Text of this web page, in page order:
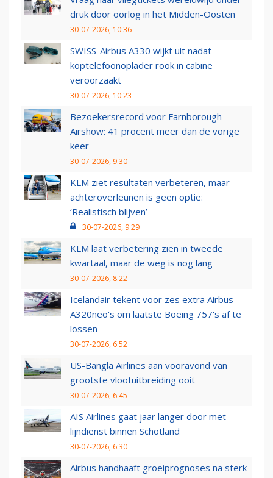
druk door oorlog in het Midden-Oosten
30-07-2026, 10:36
SWISS-Airbus A330 wijkt uit nadat
koptelefoonoplader rook in cabine
veroorzaakt
30-07-2026, 10:23
Bezoekersrecord voor Farnborough
Airshow: 41 procent meer dan de vorige
keer
30-07-2026, 9:30
KLM ziet resultaten verbeteren, maar
achteroverleunen is geen optie:
‘Realistisch blijven’
30-07-2026, 9:29
KLM laat verbetering zien in tweede
kwartaal, maar de weg is nog lang
30-07-2026, 8:22
Icelandair tekent voor zes extra Airbus
A320neo's om laatste Boeing 757's af te
lossen
30-07-2026, 6:52
US-Bangla Airlines aan vooravond van
grootste vlootuitbreiding ooit
30-07-2026, 6:45
AIS Airlines gaat jaar langer door met
lijndienst binnen Schotland
30-07-2026, 6:30
Airbus handhaaft groeiprognoses na sterk